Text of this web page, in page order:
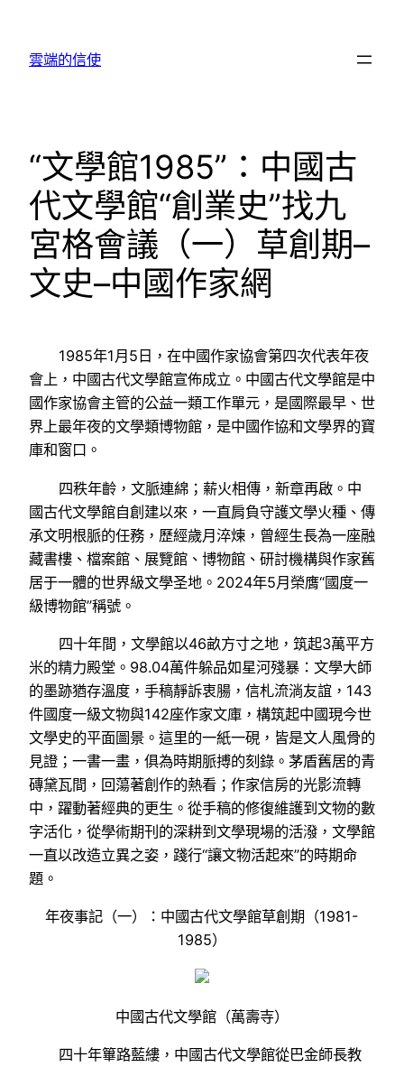
雲端的信使
“文學館1985”：中國古
代文學館“創業史”找九
宮格會議（一）草創期–
文史–中國作家網
1985年1月5日，在中國作家協會第四次代表年夜
會上，中國古代文學館宣佈成立。中國古代文學館是中
國作家協會主管的公益一類工作單元，是國際最早、世
界上最年夜的文學類博物館，是中國作協和文學界的寶
庫和窗口。
四秩年齡，文脈連綿；薪火相傳，新章再啟。中
國古代文學館自創建以來，一直肩負守護文學火種、傳
承文明根脈的任務，歷經歲月淬煉，曾經生長為一座融
藏書樓、檔案館、展覽館、博物館、研討機構與作家舊
居于一體的世界級文學圣地。2024年5月榮膺“國度一
級博物館”稱號。
四十年間，文學館以46畝方寸之地，筑起3萬平方
米的精力殿堂。98.04萬件躲品如星河殘暴：文學大師
的墨跡猶存溫度，手稿靜訴衷腸，信札流淌友誼，143
件國度一級文物與142座作家文庫，構筑起中國現今世
文學史的平面圖景。這里的一紙一硯，皆是文人風骨的
見證；一書一畫，俱為時期脈搏的刻錄。茅盾舊居的青
磚黛瓦間，回蕩著創作的熱看；作家信房的光影流轉
中，躍動著經典的更生。從手稿的修復維護到文物的數
字活化，從學術期刊的深耕到文學現場的活潑，文學館
一直以改造立異之姿，踐行“讓文物活起來”的時期命
題。
年夜事記（一）：中國古代文學館草創期（1981-
1985）
中國古代文學館（萬壽寺）
四十年篳路藍縷，中國古代文學館從巴金師長教